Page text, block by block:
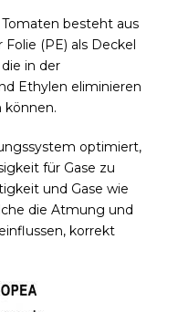
besteht aus
(PE) als Deckel
in der
Ethylen eliminieren
können.
optimiert,
für Gase zu
und Gase wie
die Atmung und
korrekt